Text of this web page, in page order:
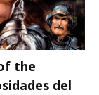
the
del